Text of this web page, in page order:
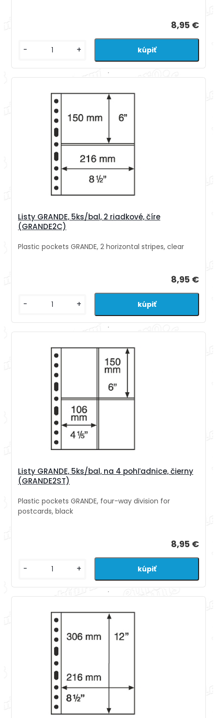
8,95 €
- +
Listy GRANDE, 5ks/bal, 2 riadkové, číre
(GRANDE2C)
Plastic pockets GRANDE, 2 horizontal stripes, clear
8,95 €
- +
Listy GRANDE, 5ks/bal, na 4 pohľadnice, čierny
(GRANDE2ST)
Plastic pockets GRANDE, four-way division for
postcards, black
8,95 €
- +